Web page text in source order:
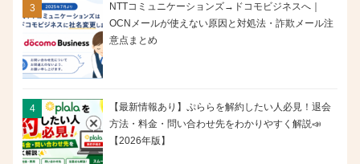
NTTコミュニケーションズ→ドコモビジネスへ｜
OCNメールが使えない原因と対処法・詐欺メール注
意点まとめ
【最新情報あり】ぷららを解約したい人必見！退会
方法・料金・問い合わせ先をわかりやすく解説📣
【2026年版】